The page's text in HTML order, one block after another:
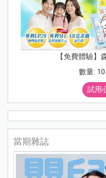
【免費體驗】
數量:
試用
當期雜誌